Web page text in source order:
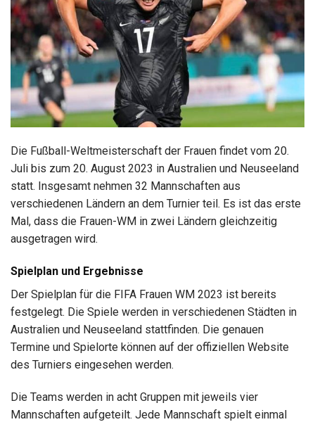
Die Fußball-Weltmeisterschaft der Frauen findet vom 20.
Juli bis zum 20. August 2023 in Australien und Neuseeland
statt. Insgesamt nehmen 32 Mannschaften aus
verschiedenen Ländern an dem Turnier teil. Es ist das erste
Mal, dass die Frauen-WM in zwei Ländern gleichzeitig
ausgetragen wird.
Spielplan und Ergebnisse
Der Spielplan für die FIFA Frauen WM 2023 ist bereits
festgelegt. Die Spiele werden in verschiedenen Städten in
Australien und Neuseeland stattfinden. Die genauen
Termine und Spielorte können auf der offiziellen Website
des Turniers eingesehen werden.
Die Teams werden in acht Gruppen mit jeweils vier
Mannschaften aufgeteilt. Jede Mannschaft spielt einmal